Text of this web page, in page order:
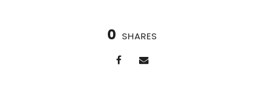
0 SHARES